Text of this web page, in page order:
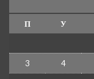
П У
3 4